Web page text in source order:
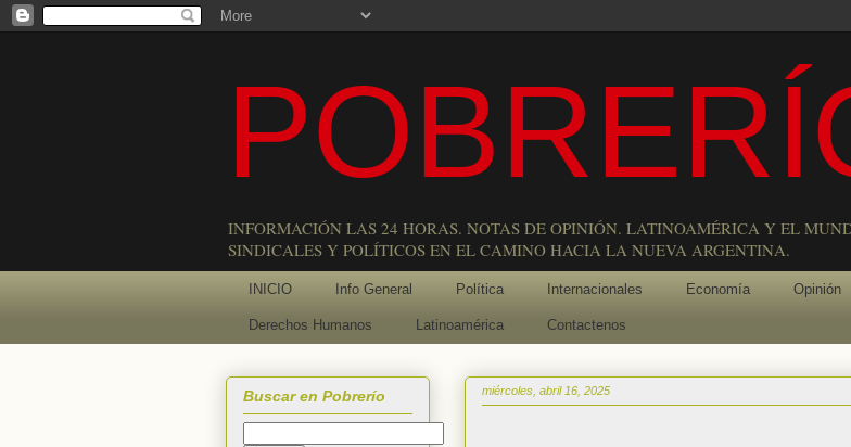
INFORMACIÓN LAS 24 HORAS. NOTAS DE OPINIÓN. LATINOAMÉRICA Y EL
SINDICALES Y POLÍTICOS EN EL CAMINO HACIA LA NUEVA ARGENTINA.
INICIO Info General Política Internacionales Economía Opinión
Derechos Humanos Latinoamérica Contactenos
miércoles, abril 16, 2025
Buscar en Pobrerío